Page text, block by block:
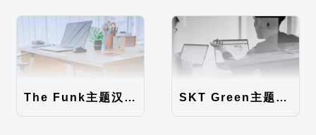
The Funk主题汉化包 SKT Green主题汉化包